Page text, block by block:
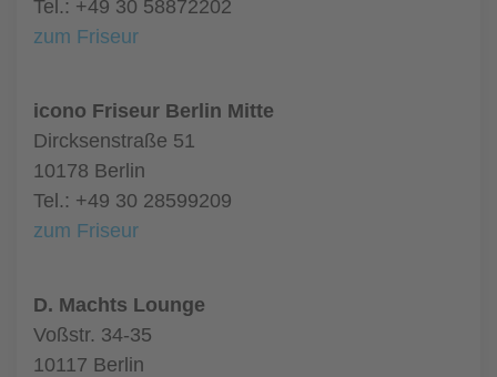
Tel.: +49 30 58872202
zum Friseur
icono Friseur Berlin Mitte
Dircksenstraße 51
10178 Berlin
Tel.: +49 30 28599209
zum Friseur
D. Machts Lounge
Voßstr. 34-35
10117 Berlin